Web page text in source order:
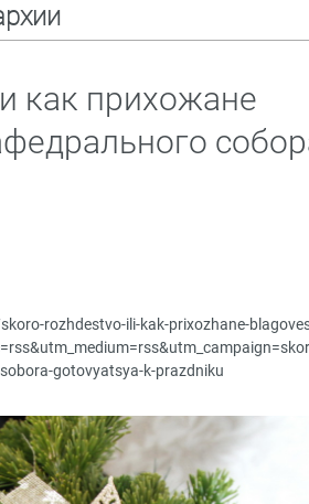
как прихожане
rozhdestvo-ili-kak-prixozhane-
gotovyatsya-k-prazdniku